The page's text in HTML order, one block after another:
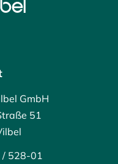
GmbH
51
528-01